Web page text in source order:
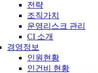
전략
조직가치
운영리스크 관리
CI 소개
경영정보
인원현황
인건비 현황